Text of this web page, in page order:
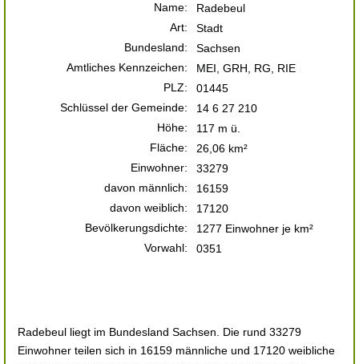
Name:
Radebeul
Art:
Stadt
Bundesland:
Sachsen
Amtliches Kennzeichen:
MEI, GRH, RG, RIE
PLZ:
01445
Schlüssel der Gemeinde:
14 6 27 210
Höhe:
117 m ü.
Fläche:
26,06 km²
Einwohner:
33279
davon männlich:
16159
davon weiblich:
17120
Bevölkerungsdichte:
1277 Einwohner je km²
Vorwahl:
0351
Radebeul liegt im Bundesland Sachsen. Die rund 33279
Einwohner teilen sich in 16159 männliche und 17120 weibliche